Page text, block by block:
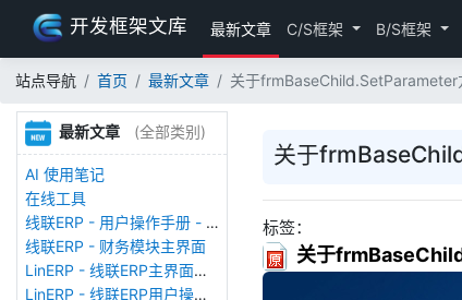
开发框架文库 最新文章 C/S框架 B/S框架
站点导航 首页 最新文章 关于
最新文章 (全部类别)
AI 使用笔记
在线工具
线联ERP - 用户操作手册 - 存货期初
线联ERP - 财务模块主界面
LinERP - 线联ERP主界面（HOME）
LinERP - 线联ERP用户操作手册 - 系统登陆
关于
标签：
关于